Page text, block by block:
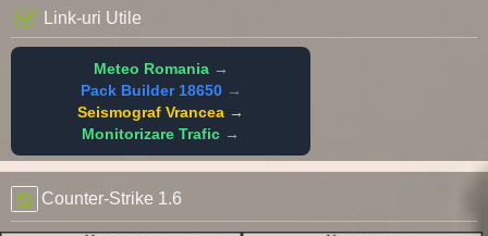
Link-uri Utile
Meteo Romania →
Pack Builder 18650 →
Seismograf Vrancea →
Monitorizare Trafic →
Counter-Strike 1.6